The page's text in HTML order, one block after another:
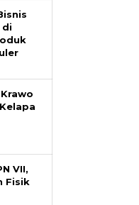
di
VII,
Fisik